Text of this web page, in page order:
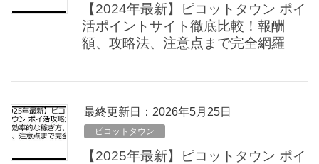
【2024年最新】ピコットタウン ポイ
活ポイントサイト徹底比較！報酬
額、攻略法、注意点まで完全網羅
最終更新日：2026年5月25日
ピコットタウン
【2025年最新】ピコットタウン ポイ